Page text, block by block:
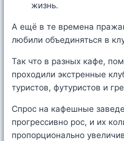
жизнь.
А ещё в те времена
любили объединяться в
Так что в разных кафе,
проходили экстренные
туристов, футуристов и
Спрос на кафешные
прогрессивно рос, и их
пропорционально